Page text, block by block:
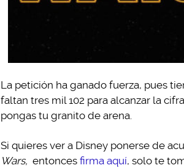
La petición ha ganado fuerza, pues
faltan tres mil 102 para alcanzar la
pongas tu granito de arena.
Si quieres ver a Disney ponerse de
Wars, entonces firma aquí, solo te